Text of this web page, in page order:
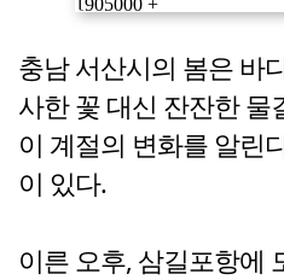
충남 서산시의 봄은 바
사한 꽃 대신 잔잔한 물
이 계절의 변화를 알린
이 있다.
이른 오후, 삼길포항에